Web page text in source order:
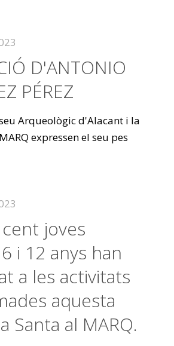
D'ANTONIO
PÉREZ
Arqueològic d'Alacant i la
expressen el seu pes
joves
i 12 anys han
a les activitats
aquesta
Santa al MARQ.